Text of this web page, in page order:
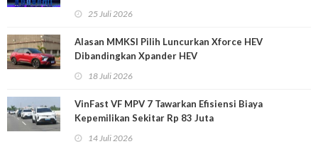
25 Juli 2026
Alasan MMKSI Pilih Luncurkan Xforce HEV
Dibandingkan Xpander HEV
18 Juli 2026
VinFast VF MPV 7 Tawarkan Efisiensi Biaya
Kepemilikan Sekitar Rp 83 Juta
14 Juli 2026